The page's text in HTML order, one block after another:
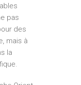
pas
des
mais à
la